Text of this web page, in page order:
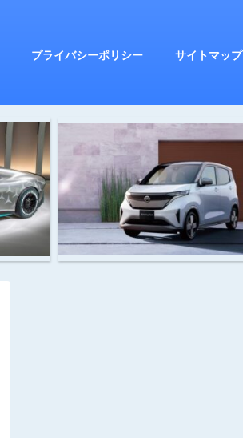
プライバシーポリシー サイトマップ